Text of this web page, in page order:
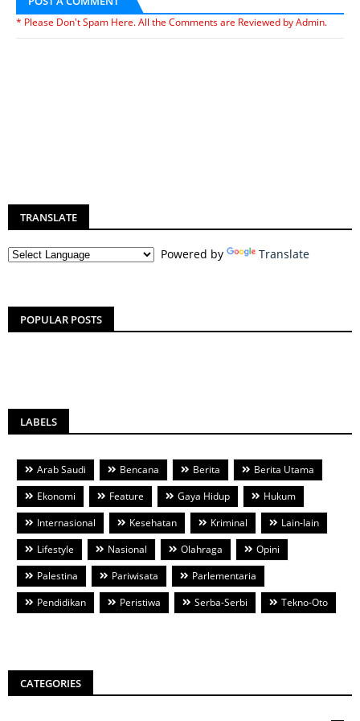
* Please Don't Spam Here. All the Comments are Reviewed by Admin.
TRANSLATE
Powered by Translate
POPULAR POSTS
LABELS
Arab Saudi Bencana Berita
Berita Utama
Ekonomi
Feature Gaya Hidup
Hukum
Internasional
Kesehatan Kriminal
Lain-lain
Lifestyle
Nasional Olahraga
Opini
Palestina
Pariwisata
Parlementaria
Pendidikan
Peristiwa Serba-Serbi Tekno-Oto
CATEGORIES